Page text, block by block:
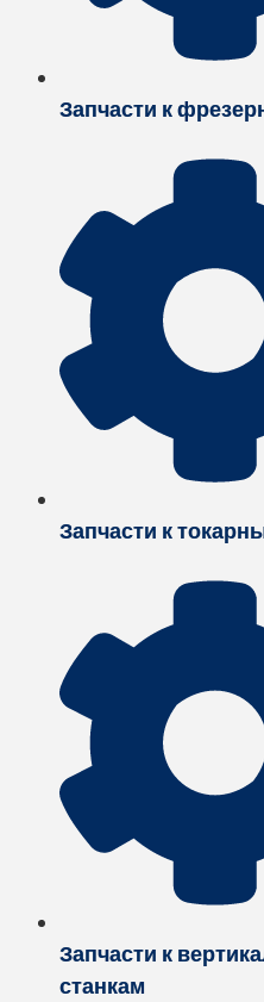
Запчасти к
Запчасти к
Запчасти к
станкам